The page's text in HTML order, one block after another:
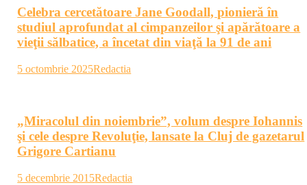
Celebra cercetătoare Jane Goodall, pionieră în
studiul aprofundat al cimpanzeilor şi apărătoare a
vieţii sălbatice, a încetat din viaţă la 91 de ani
5 octombrie 2025Redactia
„Miracolul din noiembrie”, volum despre Iohannis
şi cele despre Revoluţie, lansate la Cluj de gazetarul
Grigore Cartianu
5 decembrie 2015Redactia